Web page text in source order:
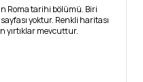
Roma tarihi bölümü. Biri
yoktur. Renkli haritası
yırtıklar mevcuttur.